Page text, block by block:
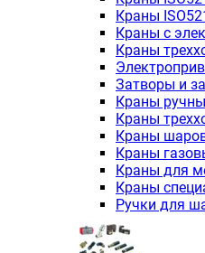
Краны
Краны с
Краны
Затворы и
Краны
Краны
Краны
Краны
Краны для
Краны
Ручки для